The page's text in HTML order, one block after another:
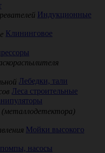
Индукционные
Клининговое
Лебедки, тали
Леса строительные
Мойки высокого
насосы